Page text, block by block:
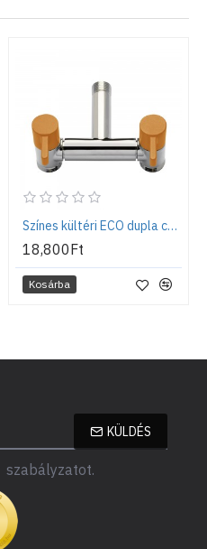
Színes kültéri ECO dupla csaptelep - Terrakotta
18,800Ft
Kosárba
KÜLDÉS
szabályzatot.